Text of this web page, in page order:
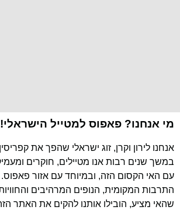
מי אנחנו? פאפוס למטייל הישראלי!
אנחנו לירון וקרן, זוג ישראלי שהפך את
במשך שנים רבות אנו מטיילים, חוקרים
עם האי הקסום הזה, ובמיוחד עם אזור
התרבות המקומית, הנופים המרהיבים
שהאי מציע, הובילו אותנו להקים את האתר